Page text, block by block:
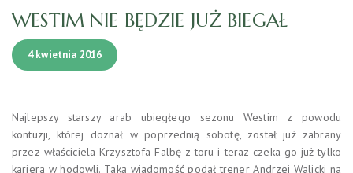
WESTIM NIE BĘDZIE JUŻ BIEGAŁ
4 kwietnia 2016
Najlepszy starszy arab ubiegłego sezonu Westim z powodu
kontuzji, której doznał w poprzednią sobotę, został już zabrany
przez właściciela Krzysztofa Falbę z toru i teraz czeka go już tylko
kariera w hodowli. Taką wiadomość podał trener Andrzej Walicki na